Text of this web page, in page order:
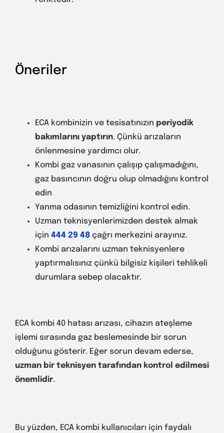
Öneriler
ECA kombinizin ve tesisatınızın periyodik
bakımlarını yaptırın. Çünkü arızaların
önlenmesine yardımcı olur.
Kombi gaz vanasının çalışıp çalışmadığını,
gaz basıncının doğru olup olmadığını kontrol
edin
Yanma odasının temizliğini kontrol edin.
Uzman teknisyenlerimizden destek almak
için 444 29 48 çağrı merkezini arayınız.
Kombi arızalarını uzman teknisyenlere
yaptırmalısınız çünkü bilgisiz kişileri tehlikeli
durumlara sebep olacaktır.
ECA kombi 40 hatası arızası, cihazın ateşleme
işlemi sırasında gaz beslemesinde bir sorun
olduğunu gösterir. Eğer sorun devam ederse,
uzman bir teknisyen tarafından kontrol edilmesi
önemlidir.
Bu yüzden, ECA kombi kullanıcıları için faydalı